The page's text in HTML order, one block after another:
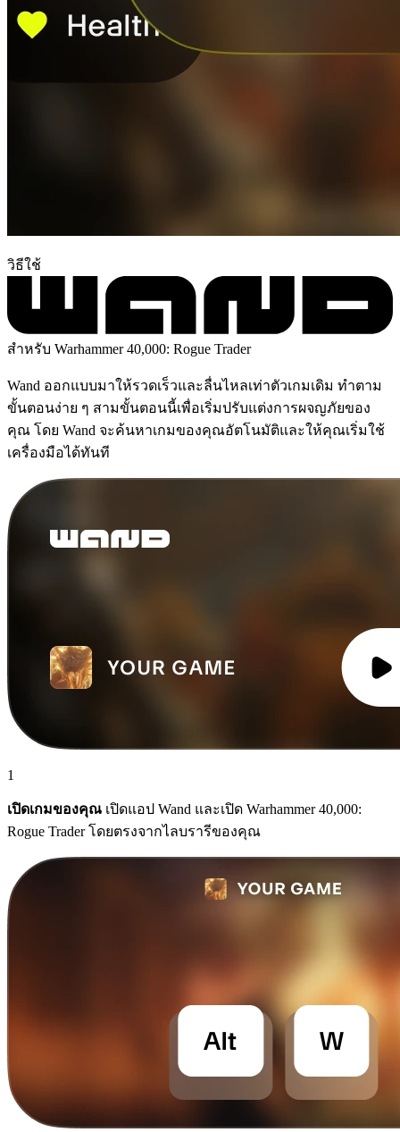
วิธีใช้
สำหรับ Warhammer 40,000: Rogue Trader
Wand ออกแบบมาให้รวดเร็วและลื่นไหลเท่าตัวเกมเดิม ทำตาม
ขั้นตอนง่าย ๆ สามขั้นตอนนี้เพื่อเริ่มปรับแต่งการผจญภัยของ
คุณ โดย Wand จะค้นหาเกมของคุณอัตโนมัติและให้คุณเริ่มใช้
เครื่องมือได้ทันที
1
เปิดเกมของคุณ เปิดแอป Wand และเปิด Warhammer 40,000:
Rogue Trader โดยตรงจากไลบรารีของคุณ